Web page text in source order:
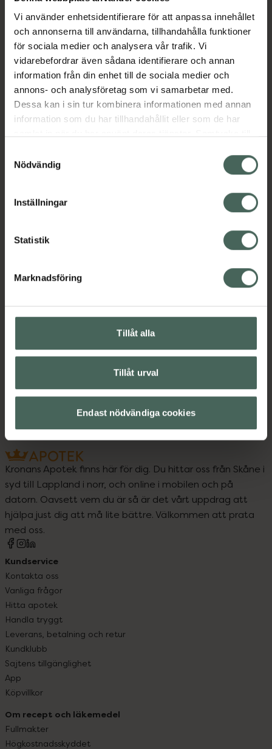
Vi använder enhetsidentifierare för att anpassa innehållet
och annonserna till användarna, tillhandahålla funktioner
för sociala medier och analysera vår trafik. Vi
vidarebefordrar även sådana identifierare och annan
information från din enhet till de sociala medier och
annons- och analysföretag som vi samarbetar med.
Dessa kan i sin tur kombinera informationen med annan
information som du har tillhandahållit eller som de har
återkalla ditt samtycke via webbplatsens
cookieinställningar. Ett återkallat samtycke påverkar inte
lagligheten av behandling som skett innan återkallelsen.
Nödvändig
Inställningar
Statistik
Marknadsföring
Tillåt alla
Tillåt urval
Endast nödvändiga cookies
muskler och stress. Ett stabilare handtag och
ännu längre batteritid låter dig njuta i timmar.
Varva ner och koppla av som aldrig förr.
Jämförpris 1690 kr/st
EAN:07350075028458
Kategorier:
Sex och lustSexleksaker
Visa
Instruktioner Visa
Kontaktinfo tillverkare Visa
Upptäck flera produkter inom
Sex och lust
Sexleksaker
Kronans Apotek finns här för dig. Du hittar oss från Skåne i
syd till Lappland i norr, och online i mobilen och på
datorn. Oavsett vem du är så är det vårt uppdrag att
hjälpa just dig att må lite bättre. Välkommen att prata
med oss.
Kundservice
Kontakta oss
Vanliga frågor
Hitta apotek
Handla tryggt
Leverans, betalning och retur
Kundklubb
Sajtens tillgänglighet
App
Köpvillkor
Om recept och läkemedel
Fullmakter
Högkostnadsskyddet